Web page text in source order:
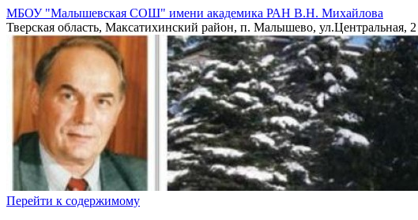
МБОУ "Малышевская СОШ" имени академика РАН В.Н. Михайлова
Тверская область, Максатихинский район, п. Малышево, ул.Центральная,
Перейти к содержимому